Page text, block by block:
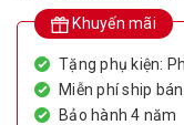
Khuyến mãi
Tặng phụ kiện:
Miễn phí ship
Bảo hành 4 năm